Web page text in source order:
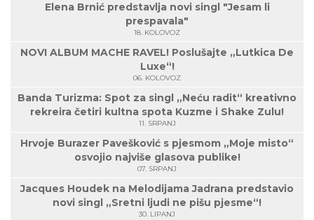
Elena Brnić predstavlja novi singl "Jesam li
prespavala"
18. KOLOVOZ
NOVI ALBUM MACHE RAVEL! Poslušajte „Lutkica De
Luxe“!
06. KOLOVOZ
Banda Turizma: Spot za singl „Neću radit“ kreativno
rekreira četiri kultna spota Kuzme i Shake Zulu!
11. SRPANJ
Hrvoje Burazer Pavešković s pjesmom „Moje misto“
osvojio najviše glasova publike!
07. SRPANJ
Jacques Houdek na Melodijama Jadrana predstavio
novi singl „Sretni ljudi ne pišu pjesme“!
30. LIPANJ